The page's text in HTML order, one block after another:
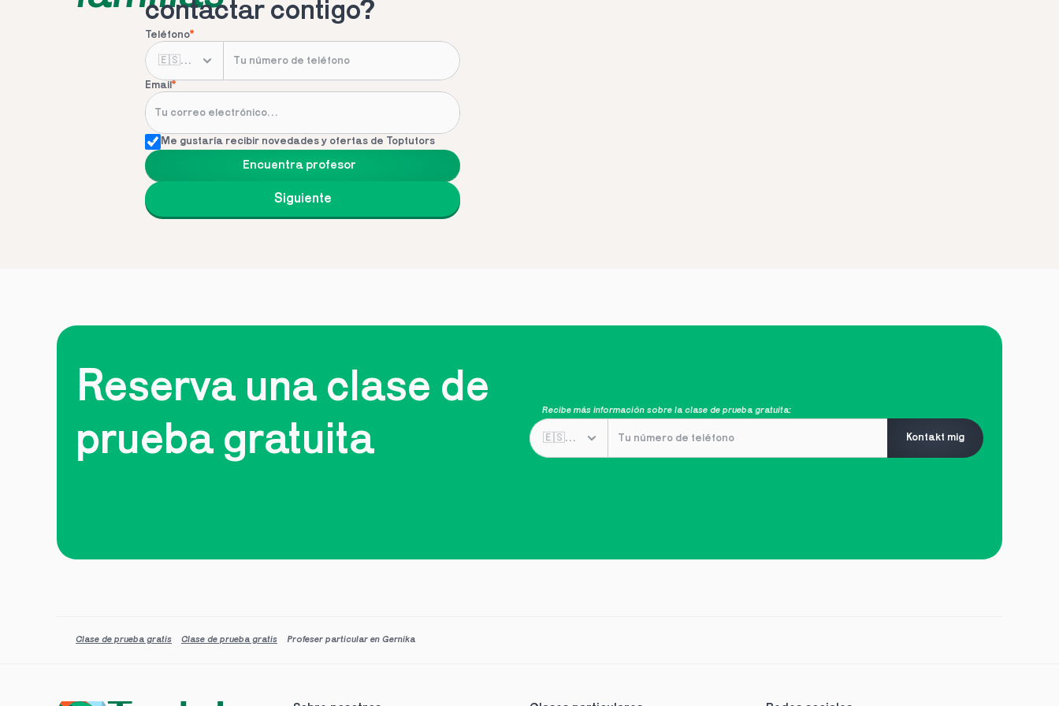
contactar contigo?
Teléfono*
Email*
Me gustaría recibir novedades y ofertas de Toptutors
Encuentra profesor
Siguiente
Reserva una clase de
prueba gratuita
Recibe más información sobre la clase de prueba gratuita:
Kontakt mig
Clase de prueba gratis Clase de prueba gratis Profeser particular en Gernika